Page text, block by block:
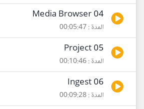
04 Media Browser
المدة : 00:05:47
05 Project
المدة : 00:10:46
06 Ingest
المدة : 00:09:28